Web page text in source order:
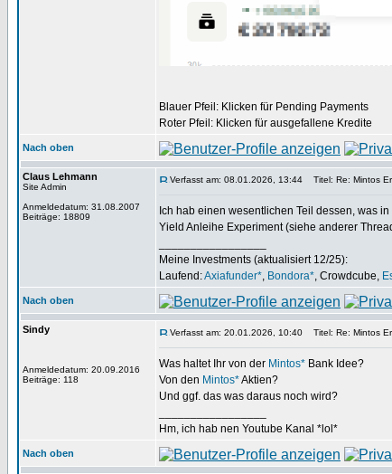
Blauer Pfeil: Klicken für Pending Payments
Roter Pfeil: Klicken für ausgefallene Kredite
Nach oben
Claus Lehmann
Site Admin
Anmeldedatum: 31.08.2007
Beiträge: 18809
Verfasst am: 08.01.2026, 13:44 Titel: Re: Mintos
Ich hab einen wesentlichen Teil dessen, was
Yield Anleihe Experiment (siehe anderer
Meine Investments (aktualisiert 12/25):
Laufend:Axiafunder*, Bondora*, Crowdcube,
Nach oben
Sindy
Anmeldedatum: 20.09.2016
Beiträge: 118
Verfasst am: 20.01.2026, 10:40 Titel: Re: Mintos
Was haltet Ihr von der Mintos* Bank Idee?
Von den Mintos*Aktien?
Und ggf. das was daraus noch wird?
Hm, ich hab nen Youtube Kanal *lol*
Nach oben